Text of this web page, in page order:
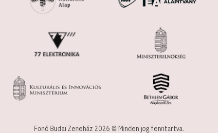
Fonó Budai Zeneház 2026 © Minden jog fenntartva.